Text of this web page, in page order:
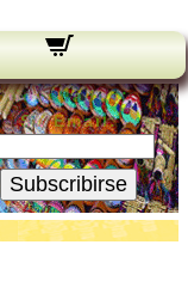
Novedades:
Su Email:
Subscribirse